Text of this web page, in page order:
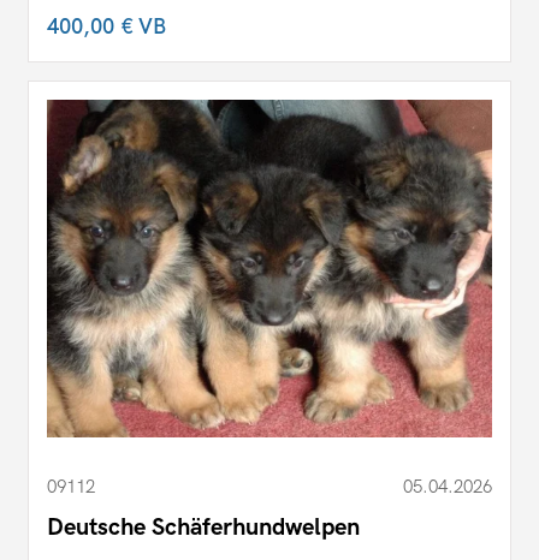
400,00 €VB
09112 05.04.2026
Deutsche Schäferhundwelpen